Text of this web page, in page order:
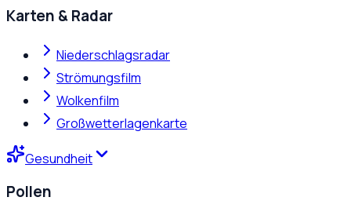
Karten & Radar
Niederschlagsradar
Strömungsfilm
Wolkenfilm
Großwetterlagenkarte
Gesundheit
Pollen